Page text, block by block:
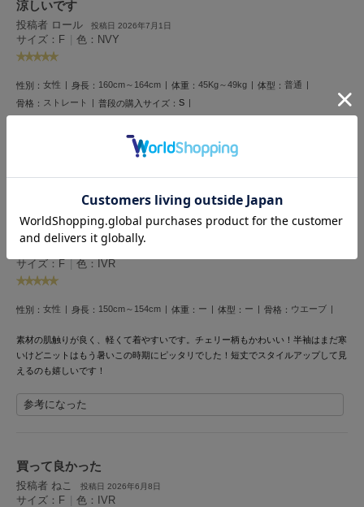
LILY BROWN
リリーブラウン
リリーブラウンランジェリー
LITTLE UNION TOKYO
メイドオブオーガニクス
MICHU COQUETTE
ミチュ コケット
MIESROHE
ミーエスミーム
Mila Owen
MOIGE
MUCHA
涼しいです
投稿者 ロール 投稿日 2026年7月1日
サイズ：F 色：NVY
性別： 女性 身長： 160cm～164cm 体重： 45Kg～49kg 体型： 普通
骨格： ストレート 普段の購入サイズ： S
タンクトップに羽織り、ジーパンやショーパンに合わせています
楽な素材で着やすい
サイズ：F 色：IVR
性別： 女性 身長： 150cm～154cm 体重： ー 体型： ー 骨格： ウエーブ
素材の肌触りが良く、軽くて着やすいです。チェリー柄もかわいい！半袖はまだ寒
いけどニットはもう暑いこの時期にピッタリでした！短丈でスタイルアップして見
えるのも嬉しいです！
参考になった
買って良かった
投稿者 ねこ 投稿日 2026年6月8日
サイズ：F 色：IVR